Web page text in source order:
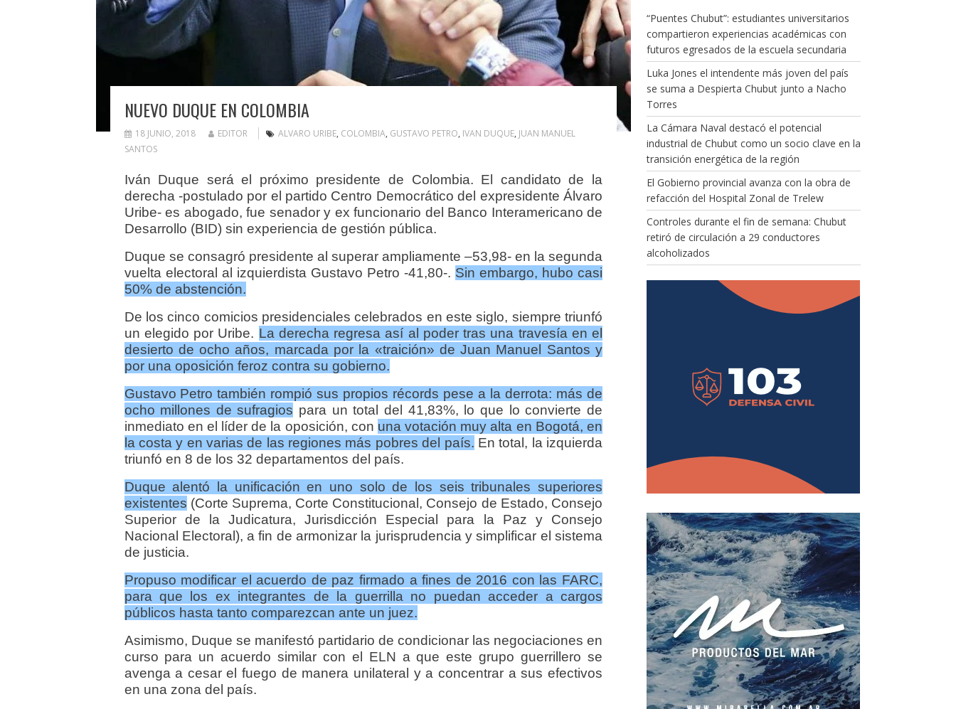
NUEVO DUQUE EN COLOMBIA
18 JUNIO, 2018 EDITOR ALVARO URIBE, COLOMBIA, GUSTAVO PETRO, IVAN DUQUE, JUAN MANUEL
SANTOS
Iván Duque será el próximo presidente de Colombia. El
candidato de la
derecha -postulado por el partido Centro Democrático del expresidente Álvaro
Uribe- es abogado, fue senador y ex funcionario del Banco Interamericano de
Desarrollo (BID) sin experiencia de gestión pública.
Duque se consagró presidente al superar ampliamente –53,98- en la segunda
vuelta electoral al izquierdista Gustavo Petro -41,80-. Sin embargo, hubo casi
50% de abstención.
De los cinco comicios presidenciales celebrados en este siglo, siempre triunfó
un elegido por Uribe. La derecha regresa así al poder tras una travesía en el
desierto de ocho años, marcada por la «traición» de Juan Manuel Santos y
por una oposición feroz contra su gobierno.
Gustavo Petro también rompió sus propios récords pese a la derrota: más de
ocho millones de sufragios para un total del 41,83%, lo que lo convierte de
inmediato en el líder de la oposición, con una votación muy alta en Bogotá, en
la costa y en varias de las regiones más pobres del país. En total, la izquierda
triunfó en 8 de los 32 departamentos del país.
Duque alentó la unificación en uno solo de los seis tribunales superiores
existentes (Corte Suprema, Corte Constitucional, Consejo de Estado, Consejo
Superior de la Judicatura, Jurisdicción Especial para la Paz y Consejo
Nacional Electoral), a fin de armonizar la jurisprudencia y simplificar el sistema
de justicia.
Propuso modificar el acuerdo de paz firmado a fines de 2016 con las FARC,
para que los ex integrantes de la guerrilla no puedan acceder a cargos
públicos hasta tanto comparezcan ante un juez.
Asimismo, Duque se manifestó partidario de condicionar las negociaciones en
curso para un acuerdo similar con el ELN a que este grupo guerrillero se
avenga a cesar el fuego de manera unilateral y a concentrar a sus efectivos
en una zona del país.
“Puentes Chubut”: estudiantes universitarios
compartieron experiencias académicas con
futuros egresados de la escuela secundaria
Luka Jones el intendente más joven del país
se suma a Despierta Chubut junto a Nacho
Torres
La Cámara Naval destacó el potencial
industrial de Chubut como un socio clave en la
transición energética de la región
El Gobierno provincial avanza con la obra de
refacción del Hospital Zonal de Trelew
Controles durante el fin de semana: Chubut
retiró de circulación a 29 conductores
alcoholizados